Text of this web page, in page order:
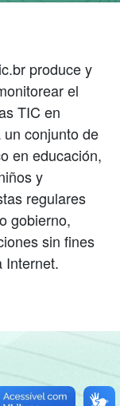
produce y
el
TIC en
conjunto de
en educación,
y
regulares
gobierno,
sin fines
Internet.